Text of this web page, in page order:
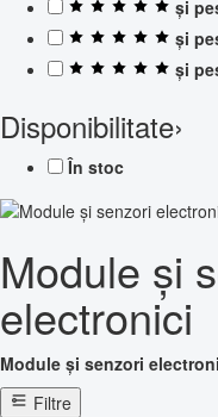
și
și
și
Disponibilitate›
În stoc
Module și
electronici
Module și senzori
Filtre